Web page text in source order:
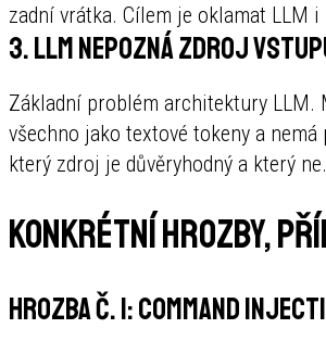
zadní vrátka. Cílem je oklamat LLM i
3. LLM nepozná zdroj
Základní problém architektury LLM.
všechno jako textové tokeny a
který zdroj je důvěryhodný a který ne.
Konkrétní hrozby,
Hrozba č. 1: Command